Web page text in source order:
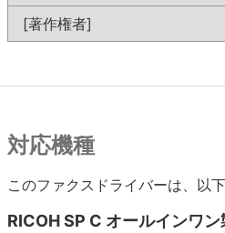
[著作権者]
対応機種
このファクスドライバーは、以
RICOH SP C オールインワ